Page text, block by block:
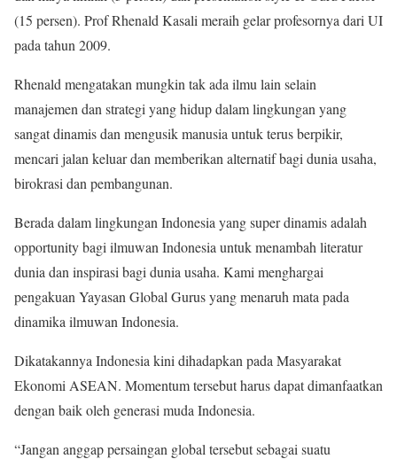
(15 persen). Prof Rhenald Kasali meraih gelar profesornya dari UI
pada tahun 2009.
Rhenald mengatakan mungkin tak ada ilmu lain selain
manajemen dan strategi yang hidup dalam lingkungan yang
sangat dinamis dan mengusik manusia untuk terus berpikir,
mencari jalan keluar dan memberikan alternatif bagi dunia usaha,
birokrasi dan pembangunan.
Berada dalam lingkungan Indonesia yang super dinamis adalah
opportunity bagi ilmuwan Indonesia untuk menambah literatur
dunia dan inspirasi bagi dunia usaha. Kami menghargai
pengakuan Yayasan Global Gurus yang menaruh mata pada
dinamika ilmuwan Indonesia.
Dikatakannya Indonesia kini dihadapkan pada Masyarakat
Ekonomi ASEAN. Momentum tersebut harus dapat dimanfaatkan
dengan baik oleh generasi muda Indonesia.
“Jangan anggap persaingan global tersebut sebagai suatu